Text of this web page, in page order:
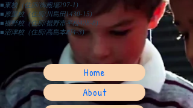
■東校（住所/御殿場297-1)
■原里校（住所/川島田1430-15)
■裾野校（住所/裾野市平松428-8)
​■沼津校（住所/高島本町4-3)
Home
About